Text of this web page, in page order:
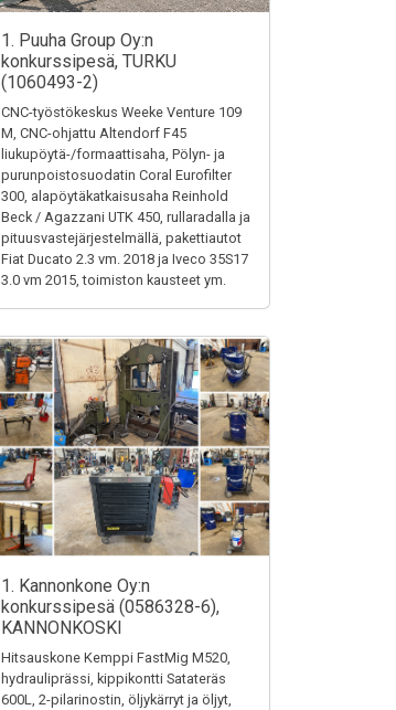
1. Puuha Group Oy:n
konkurssipesä, TURKU
(1060493-2)
CNC-työstökeskus Weeke Venture 109
M, CNC-ohjattu Altendorf F45
liukupöytä-/formaattisaha, Pölyn- ja
purunpoistosuodatin Coral Eurofilter
300, alapöytäkatkaisusaha Reinhold
Beck / Agazzani UTK 450, rullaradalla ja
pituusvastejärjestelmällä, pakettiautot
Fiat Ducato 2.3 vm. 2018 ja Iveco 35S17
3.0 vm 2015, toimiston kausteet ym.
1. Kannonkone Oy:n
konkurssipesä (0586328-6),
KANNONKOSKI
Hitsauskone Kemppi FastMig M520,
hydrauliprässi, kippikontti Satateräs
600L, 2-pilarinostin, öljykärryt ja öljyt,